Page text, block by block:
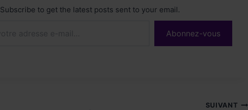
Subscribe to get the latest posts sent to your email.
Abonnez-vous
SUIVANT